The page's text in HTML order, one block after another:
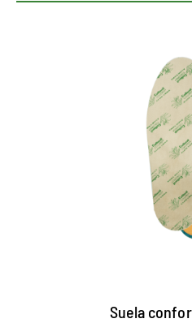
Pies cuidados
La suave superficie de
garantiza una gran
El extracto vegetal
Se puede usar
Suela